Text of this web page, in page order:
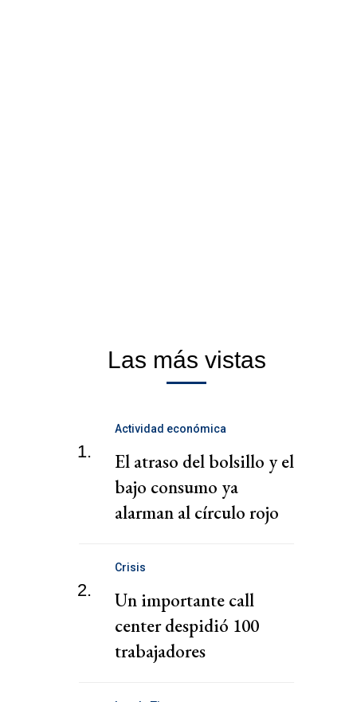
Las más vistas
1.
Actividad económica
El atraso del bolsillo y el
bajo consumo ya
alarman al círculo rojo
2.
Crisis
Un importante call
center despidió 100
trabajadores